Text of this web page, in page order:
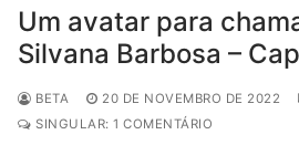
Um avatar para
Silvana Barbosa –
BETA 20 DE NOVEMBRO DE 2022
SINGULAR: 1 COMENTÁRIO